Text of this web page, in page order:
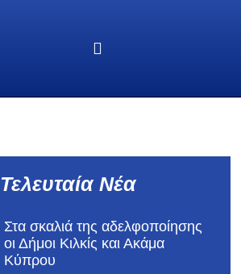
Τελευταία Νέα
Στα σκαλιά της αδελφοποίησης
οι Δήμοι Κιλκίς και Ακάμα
Κύπρου